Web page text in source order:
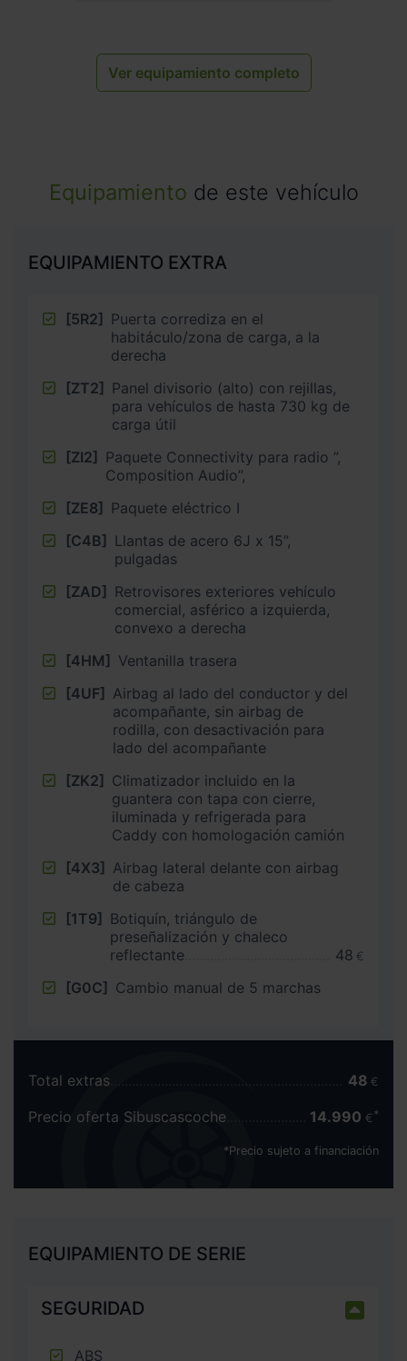
Ver equipamiento completo
Equipamiento de este vehículo
EQUIPAMIENTO EXTRA
[5R2] Puerta corrediza en el
habitáculo/zona de carga, a la
derecha
[ZT2] Panel divisorio (alto) con rejillas,
para vehículos de hasta 730 kg de
carga útil
[ZI2] Paquete Connectivity para radio ”,
Composition Audio”,
[ZE8] Paquete eléctrico I
[C4B] Llantas de acero 6J x 15”,
pulgadas
[ZAD] Retrovisores exteriores vehículo
comercial, asférico a izquierda,
convexo a derecha
[4HM] Ventanilla trasera
[4UF] Airbag al lado del conductor y del
acompañante, sin airbag de
rodilla, con desactivación para
lado del acompañante
[ZK2] Climatizador incluido en la
guantera con tapa con cierre,
iluminada y refrigerada para
Caddy con homologación camión
[4X3] Airbag lateral delante con airbag
de cabeza
[1T9] Botiquín, triángulo de
preseñalización y chaleco
reflectante
48 €
[G0C] Cambio manual de 5 marchas
Total extras 48 €
Precio oferta Sibuscascoche 14.990 €
*Precio sujeto a financiación
EQUIPAMIENTO DE SERIE
SEGURIDAD
ABS